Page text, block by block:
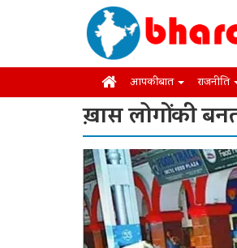
आपकी बात राजनीति
ख़ास लोगों की